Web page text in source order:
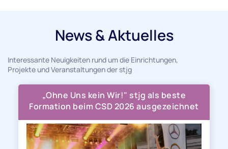
News & Aktuelles
Interessante Neuigkeiten rund um die Einrichtungen,
Projekte und Veranstaltungen der stjg
„Ohne Uns kein Wir!" stjg als beste
Formation beim CSD 2026 ausgezeichnet